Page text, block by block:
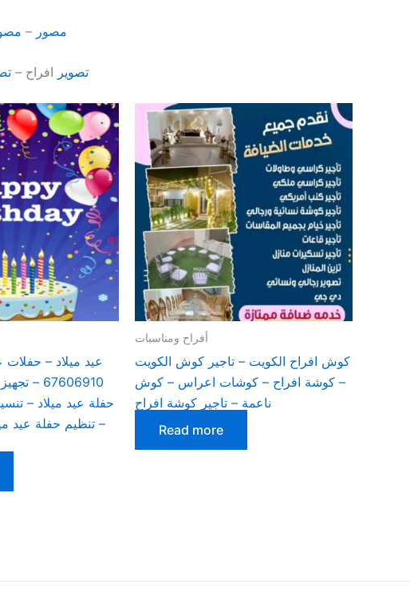
مصور –
تصوير افراح –
عيد ميلاد – حفلات
67606910
حفلة عيد ميلاد –
– تنظيم حفلة عيد
أفراح ومناسبات
كوش افراح الكويت – تاجير كوش الكويت
– كوشة افراح – كوشات اعراس – كوش
ناعمة – تاجير كوشة افراح
Read more